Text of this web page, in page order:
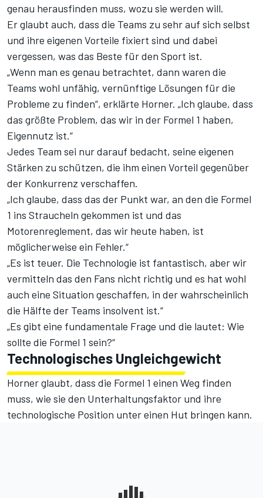
genau herausfinden muss, wozu sie werden will.
Er glaubt auch, dass die Teams zu sehr auf sich selbst
und ihre eigenen Vorteile fixiert sind und dabei
vergessen, was das Beste für den Sport ist.
„Wenn man es genau betrachtet, dann waren die
Teams wohl unfähig, vernünftige Lösungen für die
Probleme zu finden“, erklärte Horner. „Ich glaube, dass
das größte Problem, das wir in der Formel 1 haben,
Eigennutz ist.“
Jedes Team sei nur darauf bedacht, seine eigenen
Stärken zu schützen, die ihm einen Vorteil gegenüber
der Konkurrenz verschaffen.
„Ich glaube, dass das der Punkt war, an den die Formel
1 ins Straucheln gekommen ist und das
Motorenreglement, das wir heute haben, ist
möglicherweise ein Fehler.“
„Es ist teuer. Die Technologie ist fantastisch, aber wir
vermitteln das den Fans nicht richtig und es hat wohl
auch eine Situation geschaffen, in der wahrscheinlich
die Hälfte der Teams insolvent ist.“
„Es gibt eine fundamentale Frage und die lautet: Wie
sollte die Formel 1 sein?“
Technologisches Ungleichgewicht
Horner glaubt, dass die Formel 1 einen Weg finden
muss, wie sie den Unterhaltungsfaktor und ihre
technologische Position unter einen Hut bringen kann.